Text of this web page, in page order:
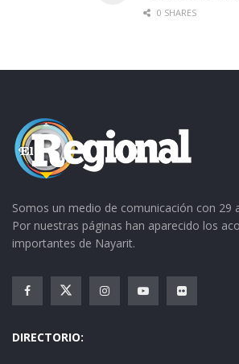
0 SHARES
Somos un medio de comunicación con 29
Por nuestras páginas han aparecido los
importantes de Nayarit.
DIRECTORIO: